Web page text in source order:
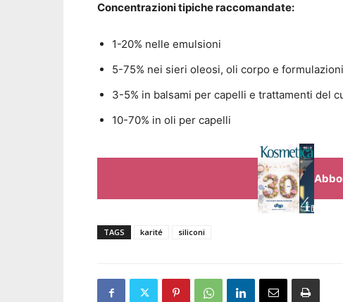
Concentrazioni tipiche raccomandate:
1-20% nelle emulsioni
5-75% nei sieri oleosi, oli corpo e
3-5% in balsami per capelli e trattamenti del
10-70% in oli per capelli
TAGS karité siliconi